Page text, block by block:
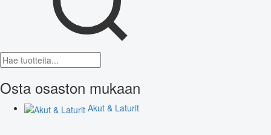
Osta osaston mukaan
Akut & Laturit